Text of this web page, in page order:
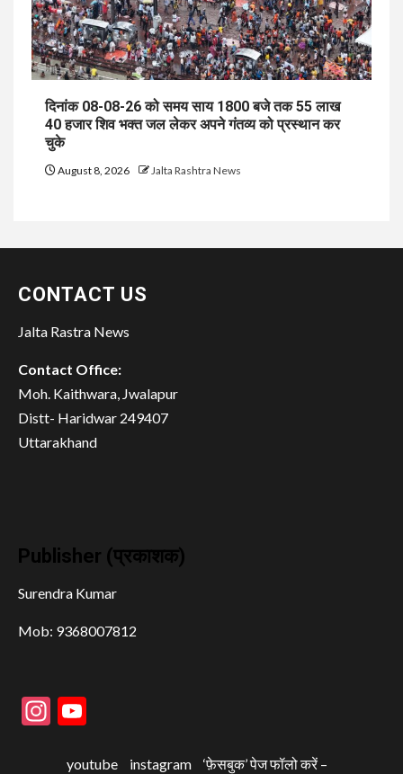
दिनांक 08-08-26 को समय साय 1800 बजे तक 55 लाख
40 हजार शिव भक्त जल लेकर अपने गंतव्य को प्रस्थान कर
चुके
August 8, 2026 Jalta Rashtra News
CONTACT US
Jalta Rastra News
Contact Office:
Moh. Kaithwara, Jwalapur
Distt- Haridwar 249407
Uttarakhand
Publisher (प्रकाशक)
Surendra Kumar
Mob: 9368007812
Instagram
youtube instagram ‘फ़ेसबुक’ पेज फॉलो करें –